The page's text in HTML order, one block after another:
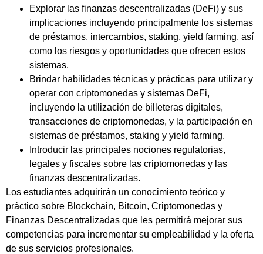
Explorar las finanzas descentralizadas (DeFi) y sus
implicaciones incluyendo principalmente los sistemas
de préstamos, intercambios, staking, yield farming, así
como los riesgos y oportunidades que ofrecen estos
sistemas.
Brindar habilidades técnicas y prácticas para utilizar y
operar con criptomonedas y sistemas DeFi,
incluyendo la utilización de billeteras digitales,
transacciones de criptomonedas, y la participación en
sistemas de préstamos, staking y yield farming.
Introducir las principales nociones regulatorias,
legales y fiscales sobre las criptomonedas y las
finanzas descentralizadas.
Los estudiantes adquirirán un conocimiento teórico y
práctico sobre Blockchain, Bitcoin, Criptomonedas y
Finanzas Descentralizadas que les permitirá mejorar sus
competencias para incrementar su empleabilidad y la oferta
de sus servicios profesionales.